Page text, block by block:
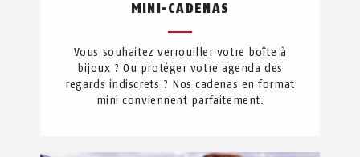
MINI-CADENAS
Vous souhaitez verrouiller votre boîte à
bijoux ? Ou protéger votre agenda des
regards indiscrets ? Nos cadenas en format
mini conviennent parfaitement.